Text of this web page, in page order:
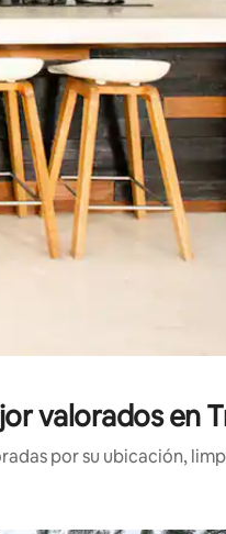
valorados en
por su ubicación,